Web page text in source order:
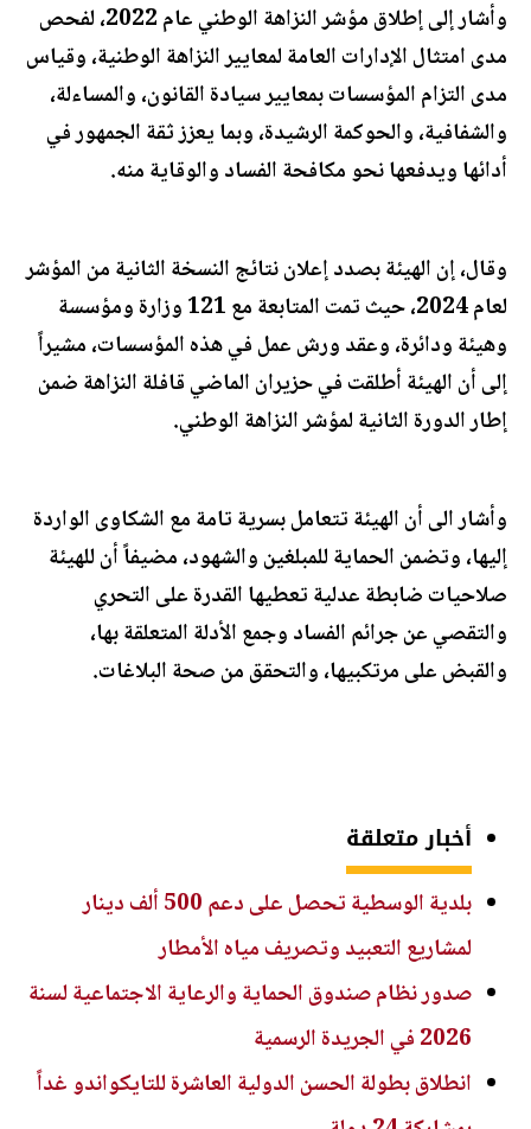
وأشار إلى إطلاق مؤشر النزاهة الوطني عام 2022، لفحص
مدى امتثال الإدارات العامة لمعايير النزاهة الوطنية، وقياس
مدى التزام المؤسسات بمعايير سيادة القانون، والمساءلة،
والشفافية، والحوكمة الرشيدة، وبما يعزز ثقة الجمهور في
أدائها ويدفعها نحو مكافحة الفساد والوقاية منه.
وقال، إن الهيئة بصدد إعلان نتائج النسخة الثانية من المؤشر
لعام 2024، حيث تمت المتابعة مع 121 وزارة ومؤسسة
وهيئة ودائرة، وعقد ورش عمل في هذه المؤسسات، مشيراً
إلى أن الهيئة أطلقت في حزيران الماضي قافلة النزاهة ضمن
إطار الدورة الثانية لمؤشر النزاهة الوطني.
وأشار الى أن الهيئة تتعامل بسرية تامة مع الشكاوى الواردة
إليها، وتضمن الحماية للمبلغين والشهود، مضيفاً أن للهيئة
صلاحيات ضابطة عدلية تعطيها القدرة على التحري
والتقصي عن جرائم الفساد وجمع الأدلة المتعلقة بها،
والقبض على مرتكبيها، والتحقق من صحة البلاغات.
أخبار متعلقة
بلدية الوسطية تحصل على دعم 500 ألف دينار
لمشاريع التعبيد وتصريف مياه الأمطار
صدور نظام صندوق الحماية والرعاية الاجتماعية لسنة
2026 في الجريدة الرسمية
انطلاق بطولة الحسن الدولية العاشرة للتايكواندو غداً